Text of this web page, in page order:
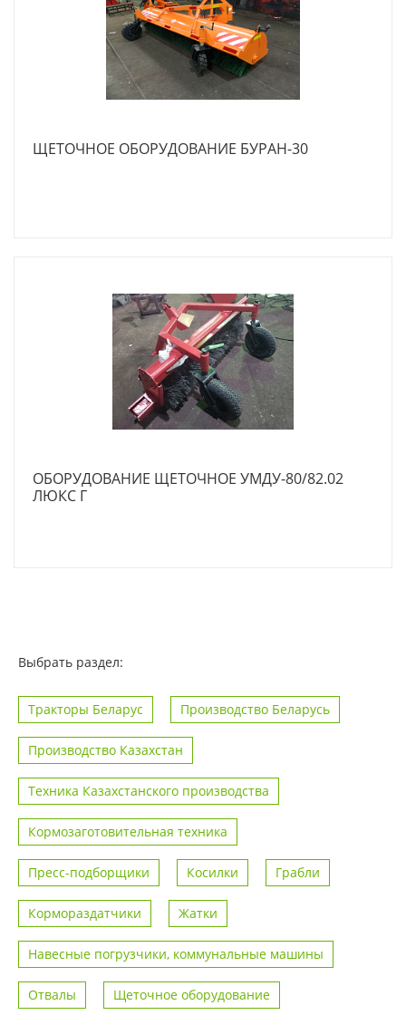
ЩЕТОЧНОЕ ОБОРУДОВАНИЕ БУРАН-30
ОБОРУДОВАНИЕ ЩЕТОЧНОЕ УМДУ-80/82.02
ЛЮКС Г
Выбрать раздел:
Тракторы Беларус Производство Беларусь
Производство Казахстан
Техника Казахстанского производства
Кормозаготовительная техника
Пресс-подборщики Косилки Грабли
Кормораздатчики Жатки
Навесные погрузчики, коммунальные машины
Отвалы Щеточное оборудование